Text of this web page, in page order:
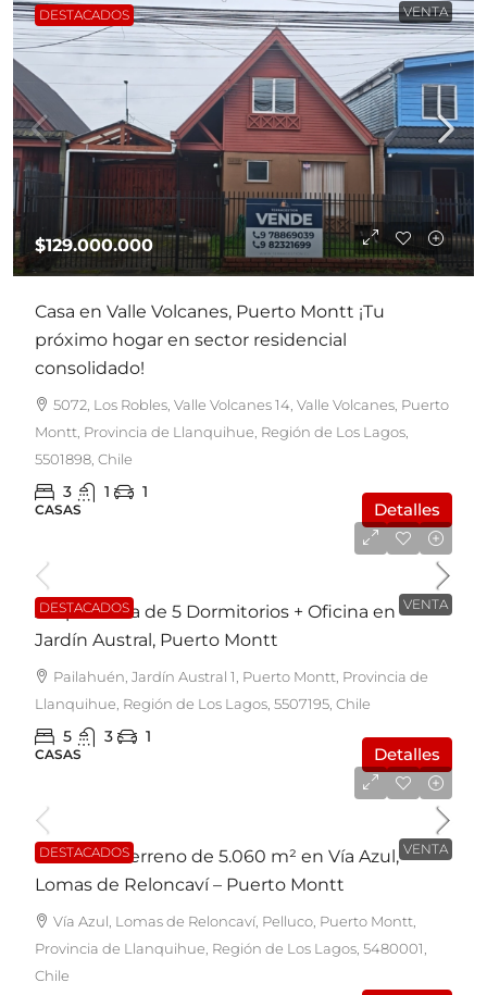
DESTACADOS VENTA
$129.000.000
Casa en Valle Volcanes, Puerto Montt ¡Tu
próximo hogar en sector residencial
consolidado!
5072, Los Robles, Valle Volcanes 14, Valle Volcanes, Puerto
Montt, Provincia de Llanquihue, Región de Los Lagos,
5501898, Chile
3 1 1
CASAS Detalles
DESTACADOS VENTA
Amplia Casa de 5 Dormitorios + Oficina en
Jardín Austral, Puerto Montt
Pailahuén, Jardín Austral 1, Puerto Montt, Provincia de
Llanquihue, Región de Los Lagos, 5507195, Chile
5 3 1
CASAS Detalles
DESTACADOS VENTA
Exclusivo Terreno de 5.060 m² en Vía Azul,
Lomas de Reloncaví – Puerto Montt
Vía Azul, Lomas de Reloncaví, Pelluco, Puerto Montt,
Provincia de Llanquihue, Región de Los Lagos, 5480001,
Chile